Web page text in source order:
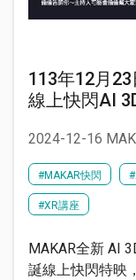
113年12月
線上快閃AI
2024-12-16
#MAKAR快閃
#XR講座
MAKAR全新 AI
誕線上快閃特映